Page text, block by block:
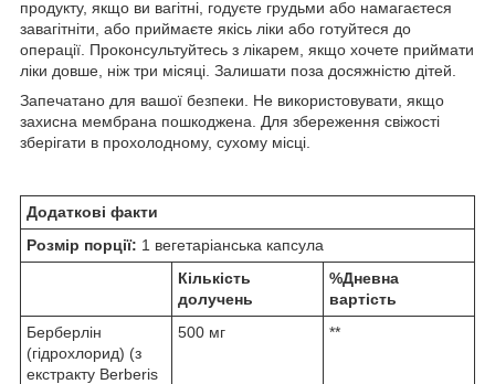
продукту, якщо ви вагітні, годуєте грудьми або намагаєтеся
завагітніти, або приймаєте якісь ліки або готуйтеся до
операції. Проконсультуйтесь з лікарем, якщо хочете приймати
ліки довше, ніж три місяці. Залишати поза досяжністю дітей.
Запечатано для вашої безпеки. Не використовувати, якщо
захисна мембрана пошкоджена. Для збереження свіжості
зберігати в прохолодному, сухому місці.
Додаткові факти
Розмір порції: 1 вегетаріанська капсула
Кількість
долучень
%Дневна
вартість
Берберлін
(гідрохлорид) (з
екстракту Berberis
500 мг **